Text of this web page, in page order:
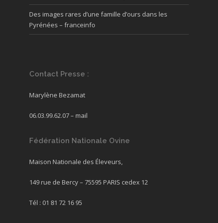
Des images rares d’une famille d’ours dans les
Pyrénées – franceinfo
Contact Presse :
Marylène Bezamat
06.03.99.62.07 – mail
Fédération Nationale Ovine
Maison Nationale des Éleveurs,
149 rue de Bercy – 75595 PARIS cedex 12
Tél : 01 81 72 16 95